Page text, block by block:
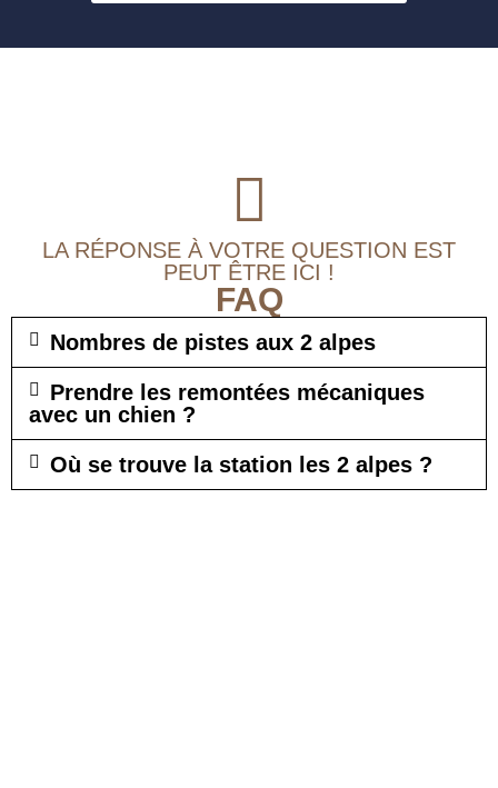
LA RÉPONSE À VOTRE QUESTION EST
PEUT ÊTRE ICI !
FAQ
Nombres de pistes aux 2 alpes
Prendre les remontées mécaniques
avec un chien ?
Où se trouve la station les 2 alpes ?